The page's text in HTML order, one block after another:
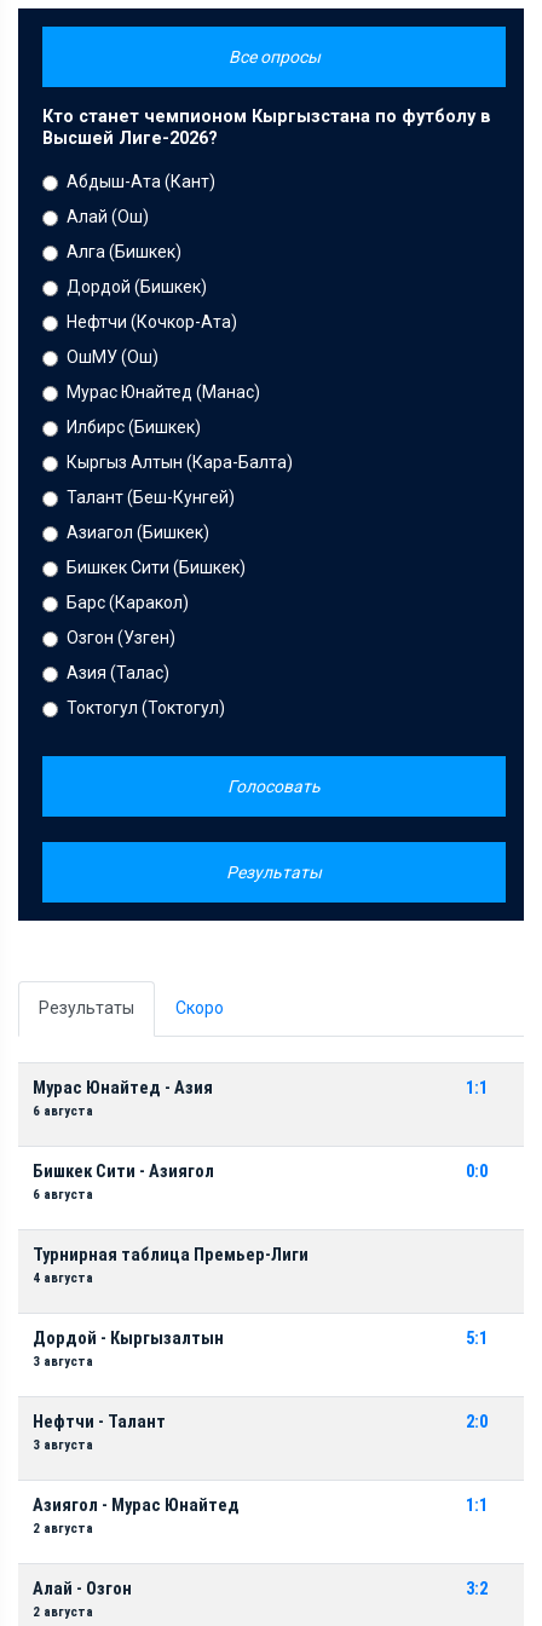
Все опросы
Кто станет чемпионом Кыргызстана по футболу в
Высшей Лиге-2026?
Абдыш-Ата (Кант)
Алай (Ош)
Алга (Бишкек)
Дордой (Бишкек)
Нефтчи (Кочкор-Ата)
ОшМУ (Ош)
Мурас Юнайтед (Манас)
Илбирс (Бишкек)
Кыргыз Алтын (Кара-Балта)
Талант (Беш-Кунгей)
Азиагол (Бишкек)
Бишкек Сити (Бишкек)
Барс (Каракол)
Озгон (Узген)
Азия (Талас)
Токтогул (Токтогул)
Голосовать
Результаты
Результаты Скоро
Мурас Юнайтед - Азия
6 августа
1:1
Бишкек Сити - Азиягол
6 августа
0:0
Турнирная таблица Премьер-Лиги
4 августа
Дордой - Кыргызалтын
3 августа
5:1
Нефтчи - Талант
3 августа
2:0
Азиягол - Мурас Юнайтед
2 августа
1:1
Алай - Озгон
2 августа
3:2